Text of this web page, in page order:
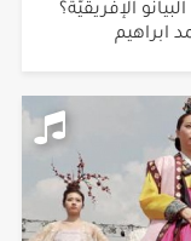
الإفريقيّة؟
ابراهيم